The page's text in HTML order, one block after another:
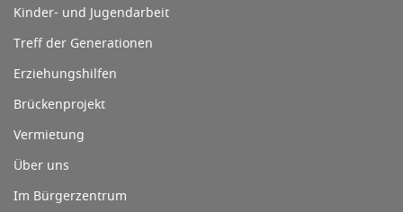
Kinder- und Jugendarbeit
Treff der Generationen
Erziehungshilfen
Brückenprojekt
Vermietung
Über uns
Im Bürgerzentrum